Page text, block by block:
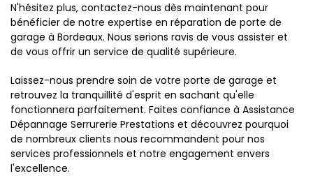
N'hésitez plus, contactez-nous dès maintenant pour
bénéficier de notre expertise en réparation de porte de
garage à Bordeaux. Nous serions ravis de vous assister et
de vous offrir un service de qualité supérieure.
Laissez-nous prendre soin de votre porte de garage et
retrouvez la tranquillité d'esprit en sachant qu'elle
fonctionnera parfaitement. Faites confiance à Assistance
Dépannage Serrurerie Prestations et découvrez pourquoi
de nombreux clients nous recommandent pour nos
services professionnels et notre engagement envers
l'excellence.